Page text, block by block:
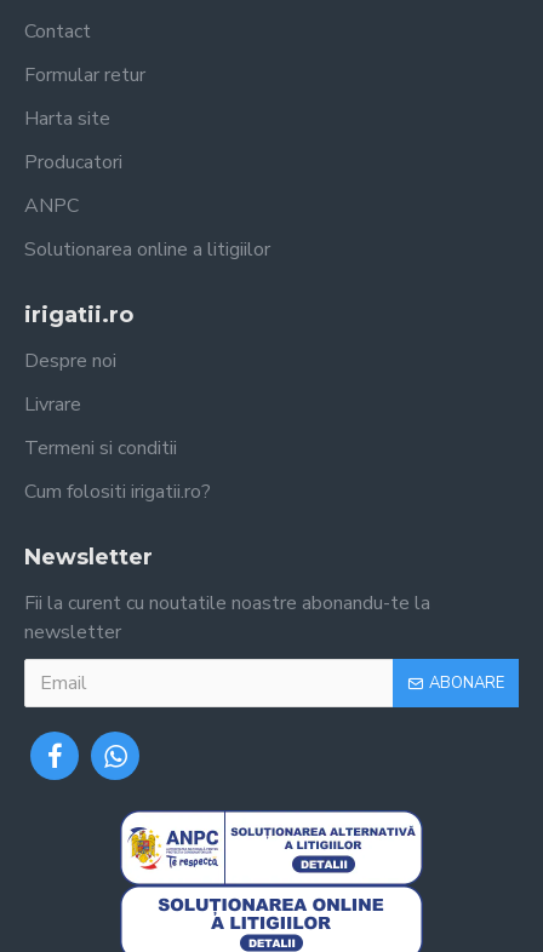
Contact
Formular retur
Harta site
Producatori
ANPC
Solutionarea online a litigiilor
irigatii.ro
Despre noi
Livrare
Termeni si conditii
Cum folositi irigatii.ro?
Newsletter
Fii la curent cu noutatile noastre abonandu-te la
newsletter
ABONARE